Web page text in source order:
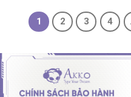
1 2 3 4